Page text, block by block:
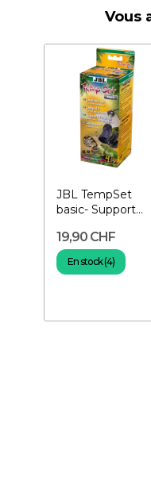
Vous
JBL TempSet
basic- Support
terrarium
19,90 CHF
En stock (4)